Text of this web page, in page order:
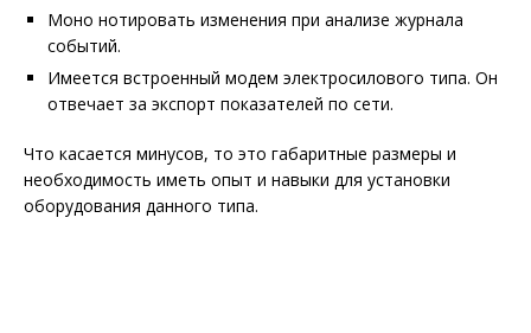
Моно нотировать изменения при анализе журнала
событий.
Имеется встроенный модем электросилового типа. Он
отвечает за экспорт показателей по сети.
Что касается минусов, то это габаритные размеры и
необходимость иметь опыт и навыки для установки
оборудования данного типа.